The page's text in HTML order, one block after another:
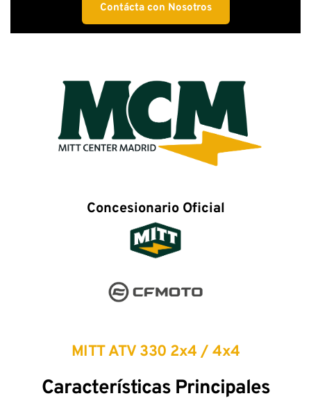
Contácta con Nosotros
Concesionario Oficial
MITT ATV 330 2x4 / 4x4
Características Principales